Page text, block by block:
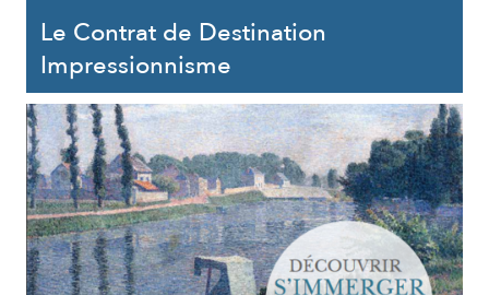
Le Contrat de Destination
Impressionnisme